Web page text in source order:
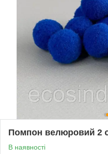
Помпон велюровий 2
В наявності